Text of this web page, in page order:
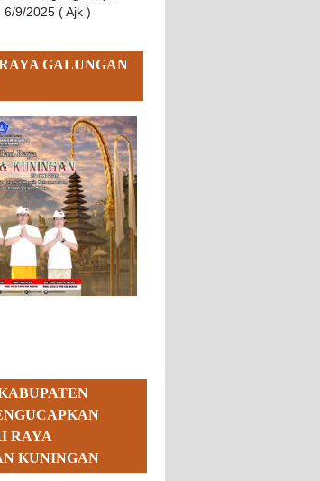
9/2025 ( Ajk )
GALUNGAN
RAYA
KUNINGAN